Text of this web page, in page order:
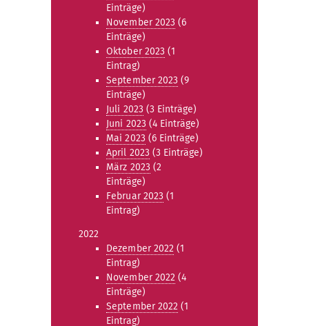
Einträge)
November 2023 (6
Einträge)
Oktober 2023 (1
Eintrag)
September 2023 (9
Einträge)
Juli 2023 (3 Einträge)
Juni 2023 (4 Einträge)
Mai 2023 (6 Einträge)
April 2023 (3 Einträge)
März 2023 (2
Einträge)
Februar 2023 (1
Eintrag)
2022
Dezember 2022 (1
Eintrag)
November 2022 (4
Einträge)
September 2022 (1
Eintrag)